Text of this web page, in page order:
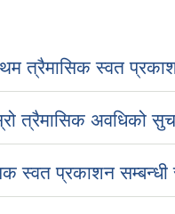
त्रैमासिक स्वत
त्रैमासिक अवधिको
स्वत प्रकाशन सम्बन्धी